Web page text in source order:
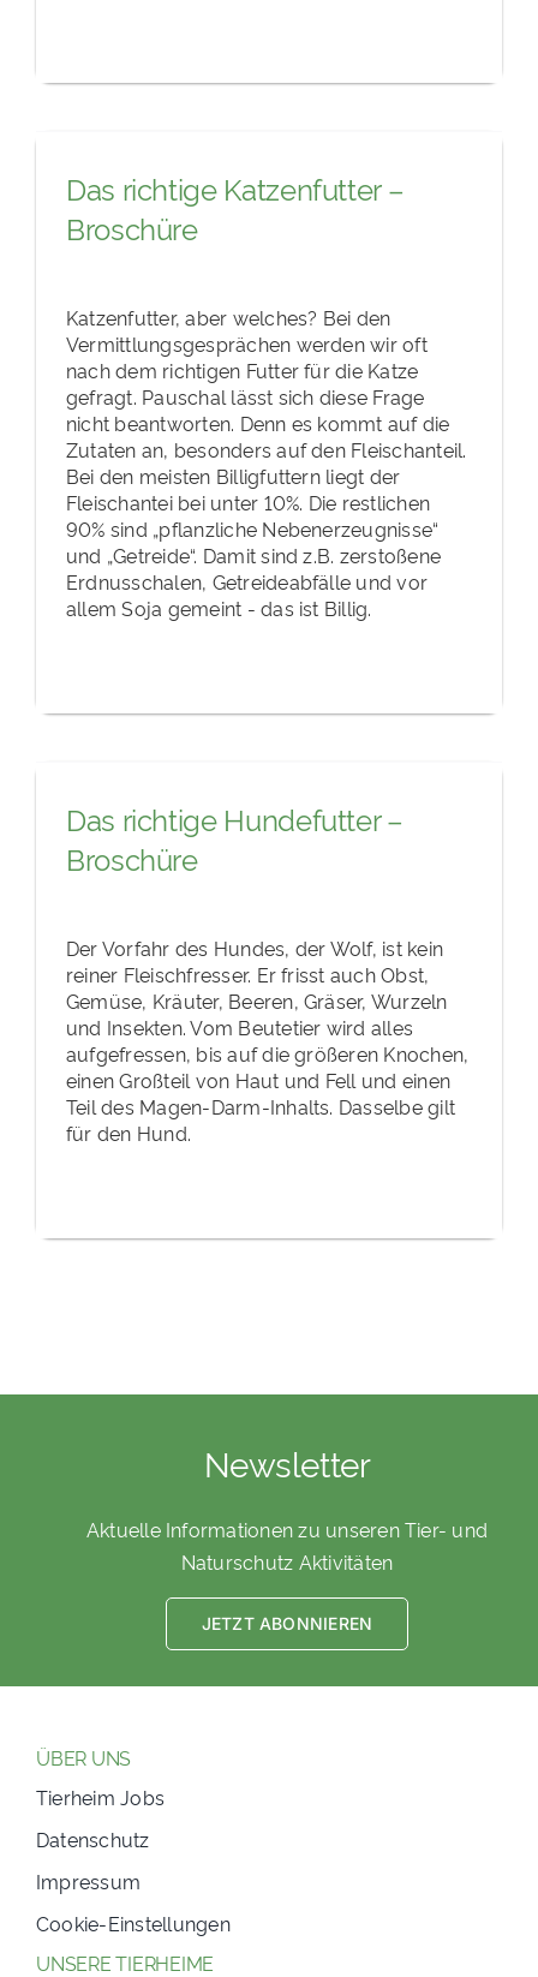
Das richtige Katzenfutter –
Broschüre
Katzenfutter, aber welches? Bei den
Vermittlungsgesprächen werden wir oft
nach dem richtigen Futter für die Katze
gefragt. Pauschal lässt sich diese Frage
nicht beantworten. Denn es kommt auf die
Zutaten an, besonders auf den Fleischanteil.
Bei den meisten Billigfuttern liegt der
Fleischantei bei unter 10%. Die restlichen
90% sind „pflanzliche Nebenerzeugnisse“
und „Getreide“. Damit sind z.B. zerstoßene
Erdnusschalen, Getreideabfälle und vor
allem Soja gemeint - das ist Billig.
Das richtige Hundefutter –
Broschüre
Der Vorfahr des Hundes, der Wolf, ist kein
reiner Fleischfresser. Er frisst auch Obst,
Gemüse, Kräuter, Beeren, Gräser, Wurzeln
und Insekten. Vom Beutetier wird alles
aufgefressen, bis auf die größeren Knochen,
einen Großteil von Haut und Fell und einen
Teil des Magen-Darm-Inhalts. Dasselbe gilt
für den Hund.
Newsletter
Aktuelle Informationen zu unseren Tier- und
Naturschutz Aktivitäten
JETZT ABONNIEREN
ÜBER UNS
Tierheim Jobs
Datenschutz
Impressum
Cookie-Einstellungen
UNSERE TIERHEIME